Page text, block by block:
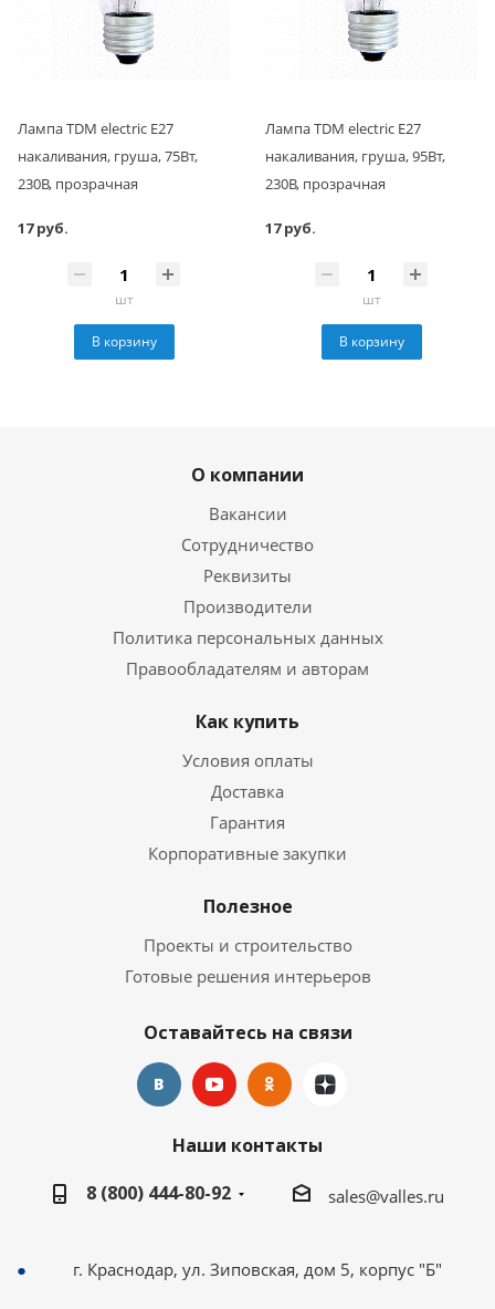
Лампа TDM electric Е27
накаливания, груша, 75Вт,
230В, прозрачная
17 руб.
шт
В корзину
Лампа TDM electric Е27
накаливания, груша, 95Вт,
230В, прозрачная
17 руб.
шт
В корзину
О компании
Вакансии
Сотрудничество
Реквизиты
Производители
Политика персональных данных
Правообладателям и авторам
Как купить
Условия оплаты
Доставка
Гарантия
Корпоративные закупки
Полезное
Проекты и строительство
Готовые решения интерьеров
Оставайтесь на связи
Наши контакты
8 (800) 444-80-92
sales@valles.ru
г. Краснодар, ул. Зиповская, дом 5, корпус "Б"